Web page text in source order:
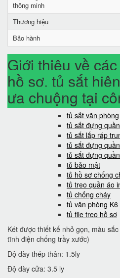
thông minh
Thương hiệu
Bảo hành
Giới thiệu về
hồ sơ, tủ sắt
ưa chuộng tại
tủ sắt văn phòng
tủ sắt đựng
tủ sắt lắp ráp
tủ sắt đựng
tủ sắt đựng
tủ bảo mật
tủ hồ sơ chống
tủ treo quần áo
tủ chống cháy
tủ văn phòng K6
tủ file treo hồ sơ
Két được thiết kế nhỏ gọn, màu
tĩnh điện chống trầy xước)
Độ dày thép thân: 1.5ly
Độ dày cửa: 3.5 ly